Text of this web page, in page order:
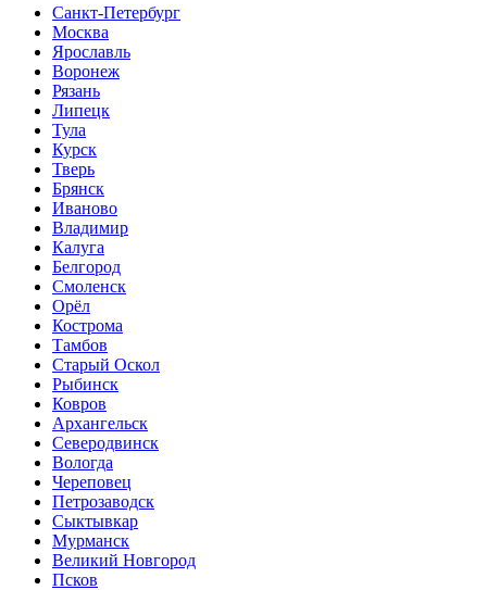
Санкт-Петербург
Москва
Ярославль
Воронеж
Рязань
Липецк
Тула
Курск
Тверь
Брянск
Иваново
Владимир
Калуга
Белгород
Смоленск
Орёл
Кострома
Тамбов
Старый Оскол
Рыбинск
Ковров
Архангельск
Северодвинск
Вологда
Череповец
Петрозаводск
Сыктывкар
Мурманск
Великий Новгород
Псков